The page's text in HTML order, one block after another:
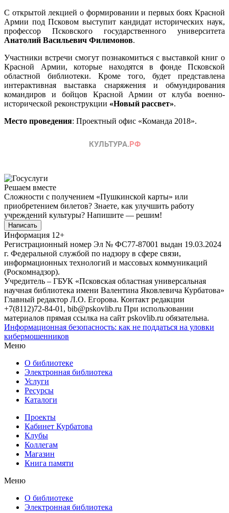
С открытой лекцией о формировании и первых боях Красной
Армии под Псковом выступит кандидат исторических наук,
профессор Псковского государственного университета
Анатолий Васильевич Филимонов.
Участники встречи смогут познакомиться с выставкой книг о
Красной Армии, которые находятся в фонде Псковской
областной библиотеки. Кроме того, будет представлена
интерактивная выставка снаряжения и обмундирования
командиров и бойцов Красной Армии от клуба военно-
исторической реконструкции «Новый рассвет».
Место проведения: Проектный офис «Команда 2018».
Решаем вместе
Сложности с получением «Пушкинской карты» или
приобретением билетов? Знаете, как улучшить работу
учреждений культуры? Напишите — решим!
Написать
Информация 12+
Регистрационный номер Эл № ФС77-87001 выдан 19.03.2024
г. Федеральной службой по надзору в сфере связи,
информационных технологий и массовых коммуникаций
(Роскомнадзор).
Учредитель – ГБУК «Псковская областная универсальная
научная библиотека имени Валентина Яковлевича Курбатова»
Главный редактор Л.О. Егорова. Контакт редакции
+7(8112)72-84-01, bib@pskovlib.ru При использовании
материалов прямая ссылка на сайт pskovlib.ru обязательна.
Информационная безопасность: как не поддаться на уловки
кибермошенников
Меню
О библиотеке
Электронная библиотека
Услуги
Ресурсы
Каталоги
Проекты
Кабинет Курбатова
Клубы
Коллегам
Магазин
Книга памяти
Меню
О библиотеке
Электронная библиотека